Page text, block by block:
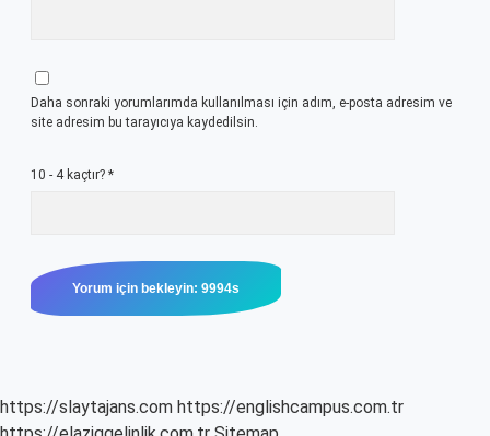
Daha sonraki yorumlarımda kullanılması için adım, e-posta adresim ve
site adresim bu tarayıcıya kaydedilsin.
10 - 4 kaçtır? *
https://slaytajans.com https://englishcampus.com.tr